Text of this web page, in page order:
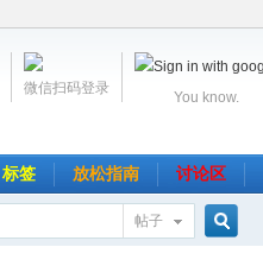
You know.
微信扫码登录
标签 放松指南 讨论区
帖子